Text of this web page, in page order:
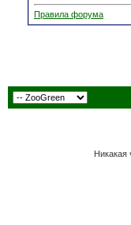
Правила форума
Никакая